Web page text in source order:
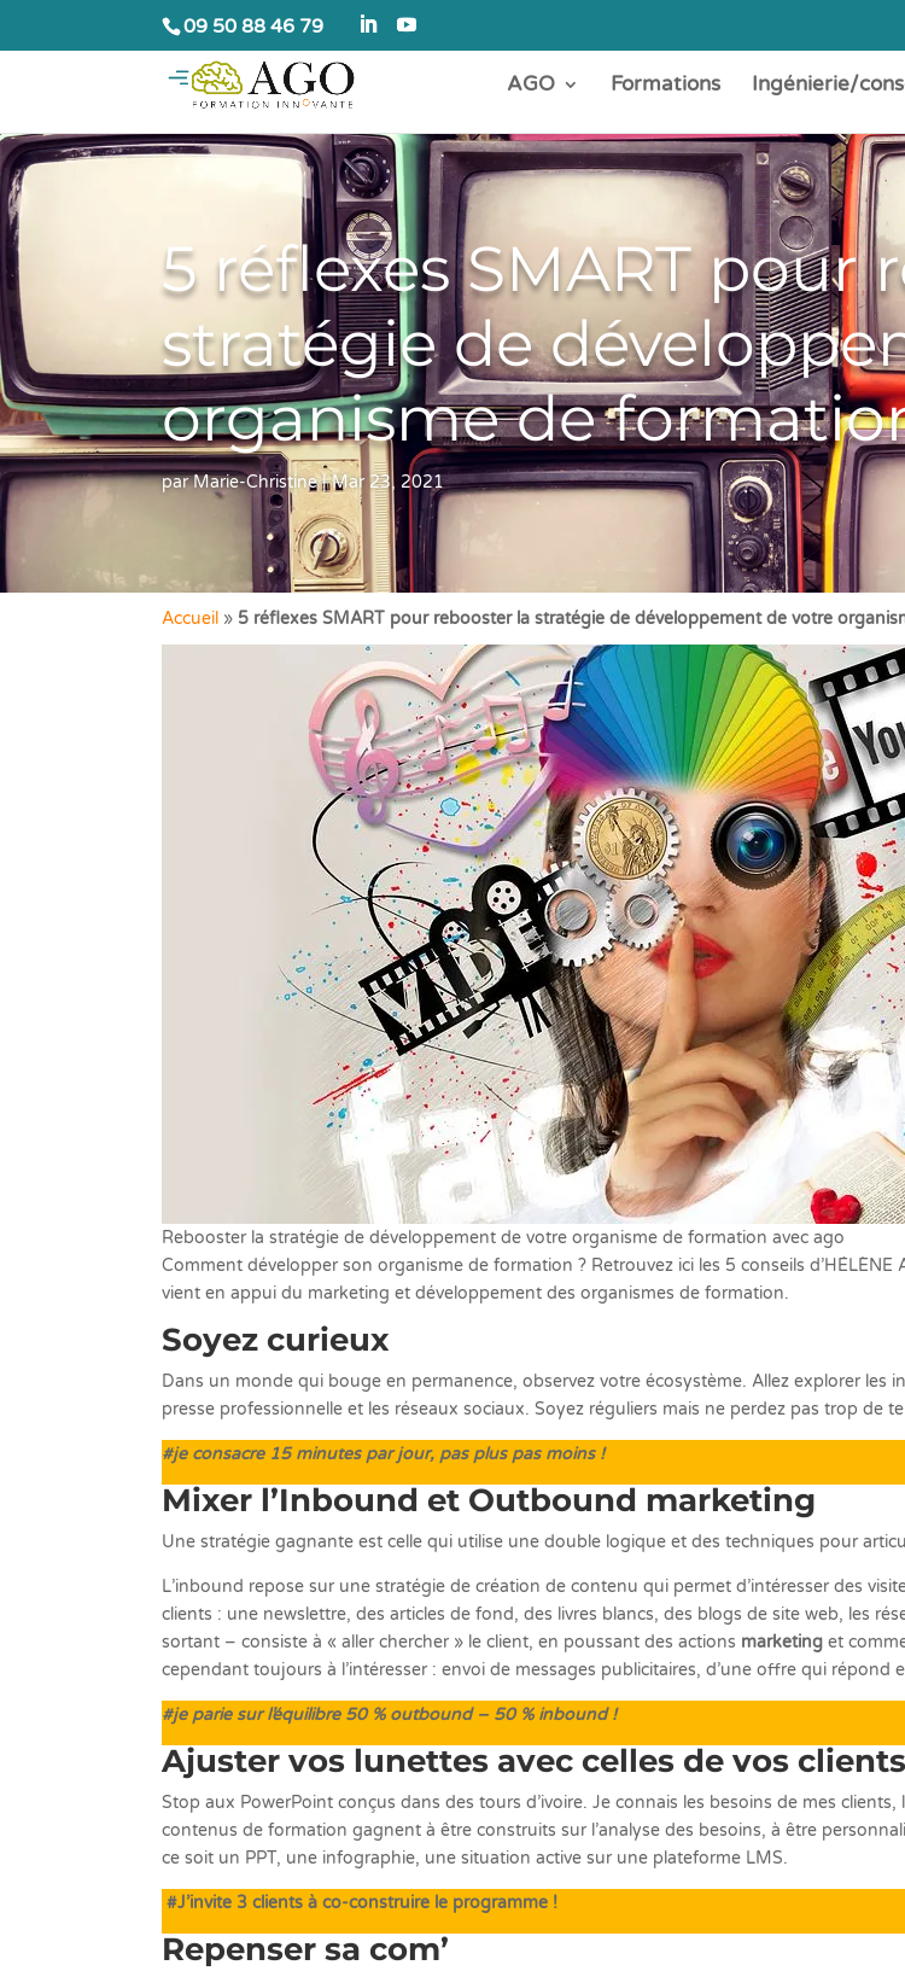
09 50 88 46 79
AGO Formations Ingénierie/
5 réflexes SMART pour
stratégie de
organisme de
parMarie-Christine|Mar 23, 2021
Accueil » 5 réflexes SMART pour rebooster la stratégie de développement de votre
Rebooster la stratégie de développement de votre organisme de formation avec ago
Comment développer son organisme de formation ? Retrouvez ici les 5 conseils d’HÉLÈNE
vient en appui du marketing et développement des organismes de formation.
Soyez curieux
Dans un monde qui bouge en permanence, observez votre écosystème. Allez explorer les
presse professionnelle et les réseaux sociaux. Soyez réguliers mais ne perdez pas trop de
#je consacre 15 minutes par jour, pas plus pas moins !
Mixer l’Inbound et Outbound marketing
Une stratégie gagnante est celle qui utilise une double logique et des techniques pour
L’inbound repose sur une stratégie de création de contenu qui permet d’intéresser des
clients : une newslettre, des articles de fond, des livres blancs, des blogs de site web, les
sortant – consiste à « aller chercher » le client, en poussant des actions marketing et
cependant toujours à l’intéresser : envoi de messages publicitaires, d’une offre qui
#je parie sur l’équilibre 50 % outbound – 50 % inbound !
Ajuster vos lunettes avec celles de vos clients
Stop aux PowerPoint conçus dans des tours d’ivoire. Je connais les besoins de mes
contenus de formation gagnent à être construits sur l’analyse des besoins, à être
ce soit un PPT, une infographie, une situation active sur une plateforme LMS.
#J’invite 3 clients à co-construire le programme !
Repenser sa com’